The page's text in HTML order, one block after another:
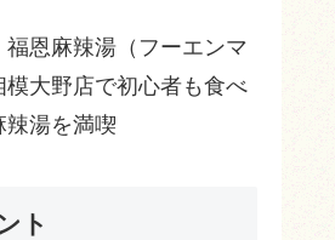
福恩麻辣湯（フーエンマ
模大野店で初心者も食べ
辣湯を満喫
ト